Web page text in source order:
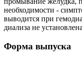
необходимости -
выводится при
диализа не установлена
Форма выпуска